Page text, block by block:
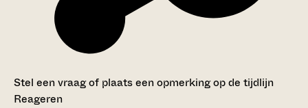
Stel een vraag of plaats een opmerking op de tijdlijn
Reageren